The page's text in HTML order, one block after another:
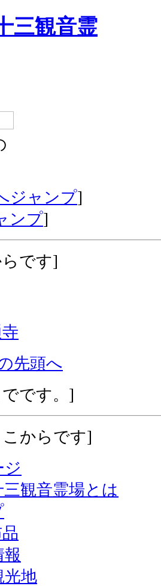
ジャンプ]
ンプ]
です]
先頭へ
です。]
からです]
ジ
観音霊場とは
光地